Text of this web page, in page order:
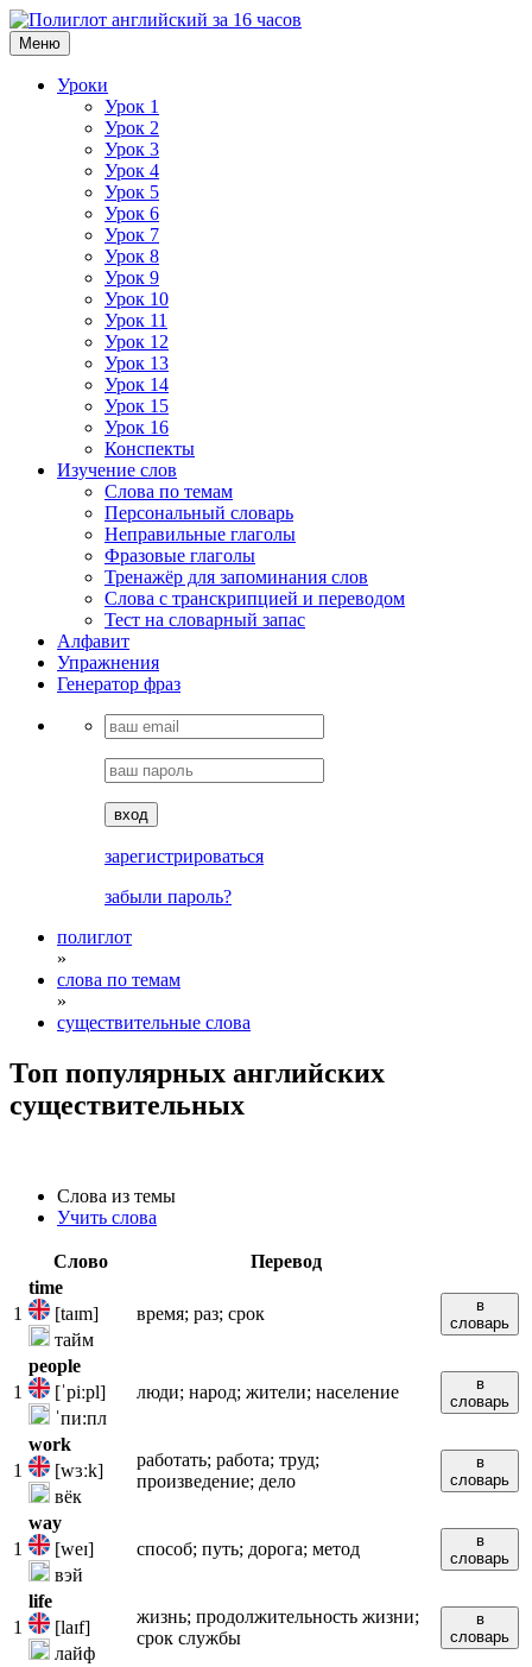
Меню
Уроки
Урок 1
Урок 2
Урок 3
Урок 4
Урок 5
Урок 6
Урок 7
Урок 8
Урок 9
Урок 10
Урок 11
Урок 12
Урок 13
Урок 14
Урок 15
Урок 16
Конспекты
Изучение слов
Слова по темам
Персональный словарь
Неправильные глаголы
Фразовые глаголы
Тренажёр для запоминания слов
Cлова с транскрипцией и переводом
Тест на словарный запас
Алфавит
Упражнения
Генератор фраз
вход
зарегистрироваться
забыли пароль?
полиглот
»
слова по темам
»
существительные слова
Топ популярных английских
существительных
Слова из темы
Учить слова
Слово Перевод
1
time
[taɪm]
тайм
время; раз; срок
в
словарь
1
people
[ˈpiːpl]
ˈпи:пл
люди; народ; жители; население
в
словарь
1
work
[wɜːk]
вёк
работать; работа; труд;
произведение; дело
в
словарь
1
way
[weɪ]
вэй
способ; путь; дорога; метод
в
словарь
1
life
[laɪf]
лайф
жизнь; продолжительность жизни;
срок службы
в
словарь